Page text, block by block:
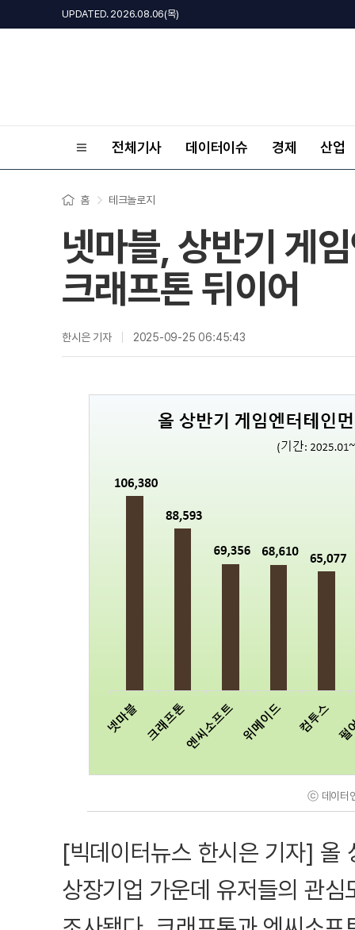
UPDATED. 2026.08.06(목)
전체기사 데이터이슈 경제 산업
홈 테크놀로지
넷마블, 상반기 게
크래프톤 뒤이어
한시은 기자 2025-09-25 06:45:43
ⓒ 데이터
[빅데이터뉴스 한시은 기자] 올
상장기업 가운데 유저들의 관